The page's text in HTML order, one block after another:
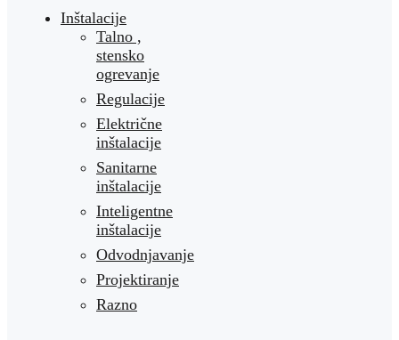
Inštalacije
Talno ,
stensko
ogrevanje
Regulacije
Električne
inštalacije
Sanitarne
inštalacije
Inteligentne
inštalacije
Odvodnjavanje
Projektiranje
Razno